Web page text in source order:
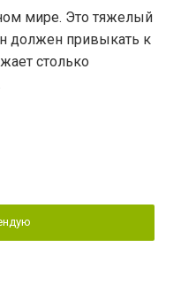
мире. Это тяжелый
должен привыкать к
столько